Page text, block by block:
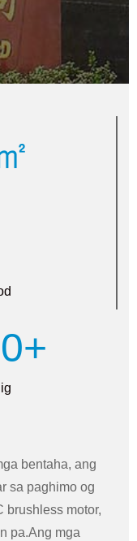
bentaha, ang
sa paghimo og
brushless motor,
pa.Ang mga